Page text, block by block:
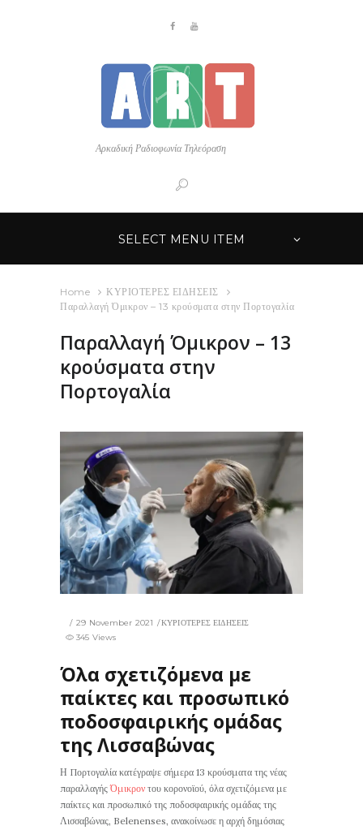
Αρκαδική Ραδιοφωνία Τηλεόραση
SELECT MENU ITEM
Home
ΚΥΡΙΟΤΕΡΕΣ ΕΙΔΗΣΕΙΣ
Παραλλαγή Όμικρον – 13 κρούσματα στην Πορτογαλία
Παραλλαγή Όμικρον – 13
κρούσματα στην
Πορτογαλία
29 November 2021
ΚΥΡΙΟΤΕΡΕΣ ΕΙΔΗΣΕΙΣ
345 Views
Όλα σχετιζόμενα με
παίκτες και προσωπικό
ποδοσφαιρικής ομάδας
της Λισσαβώνας
Η Πορτογαλία κατέγραψε σήμερα 13 κρούσματα της νέας
παραλλαγήςΌμικρον του κορονοϊού, όλα σχετιζόμενα με
παίκτες και προσωπικό της ποδοσφαιρικής ομάδας της
Λισσαβώνας, Belenenses, ανακοίνωσε η αρχή δημόσιας